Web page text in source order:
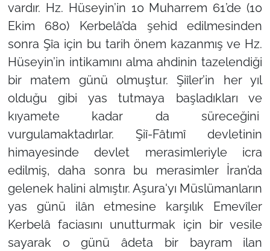
vardır. Hz. Hüseyin’in 10 Muharrem 61’de (10
Ekim 680) Kerbelâ’da şehid edilmesinden
sonra Şîa için bu tarih önem kazanmış ve Hz.
Hüseyin’in intikamını alma ahdinin tazelendiği
bir matem günü olmuştur. Şiîler’in her yıl
olduğu gibi yas tutmaya başladıkları ve
kıyamete kadar da süreceğini
vurgulamaktadırlar. Şiî-Fâtımî devletinin
himayesinde devlet merasimleriyle icra
edilmiş, daha sonra bu merasimler İran’da
gelenek halini almıştır. Aşura'yı Müslümanların
yas günü ilân etmesine karşılık Emevîler
Kerbelâ faciasını unutturmak için bir vesile
sayarak o günü âdeta bir bayram ilan